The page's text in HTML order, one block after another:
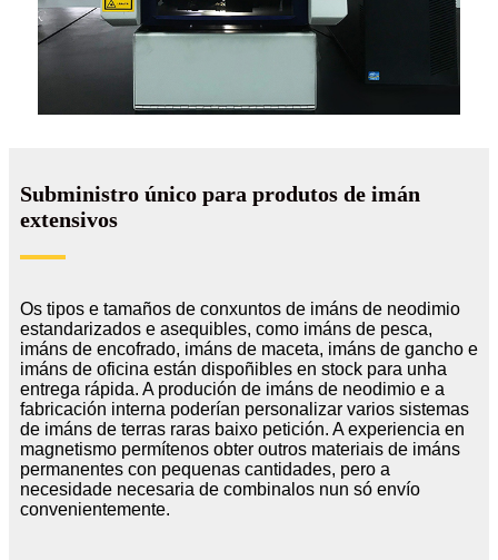
Subministro único para produtos de imán
extensivos
Os tipos e tamaños de conxuntos de imáns de neodimio
estandarizados e asequibles, como imáns de pesca,
imáns de encofrado, imáns de maceta, imáns de gancho e
imáns de oficina están dispoñibles en stock para unha
entrega rápida. A produción de imáns de neodimio e a
fabricación interna poderían personalizar varios sistemas
de imáns de terras raras baixo petición. A experiencia en
magnetismo permítenos obter outros materiais de imáns
permanentes con pequenas cantidades, pero a
necesidade necesaria de combinalos nun só envío
convenientemente.